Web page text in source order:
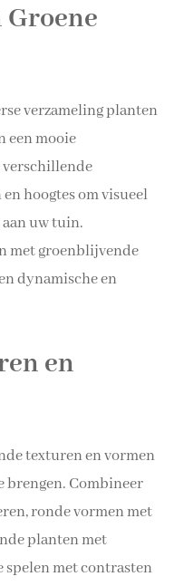
Groene
verzameling planten
een mooie
hoogtes om visueel
aan uw tuin.
met groenblijvende
dynamische en
en
texturen en vormen
brengen. Combineer
ronde vormen met
planten met
spelen met contrasten